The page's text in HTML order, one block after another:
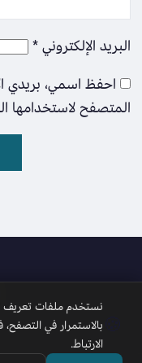
البريد الإلكتروني*
احفظ اسمي، بريدي
المتصفح لاستخدامها
نستخدم ملفات تعريف
بالاستمرار في
الارتباط.